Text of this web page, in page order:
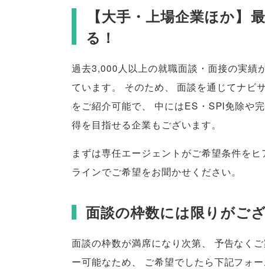
【大手・上場企業ほか】
る！
過去3,000人以上の就職面談・面接の実績
ています。 そのため
面談を通じてナビ
をご紹介可能で
中にはES・SPI免除や
得を目指せる企業もございます。
まずは専任エージェントがご希望条件を
ラインでご希望をお聞かせください。
面談の枠数には限りがご
面談の枠数が満席になり次第、 予告なく
ー可能なため、 ご希望でしたら下記フォ